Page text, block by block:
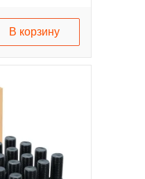
В корзину